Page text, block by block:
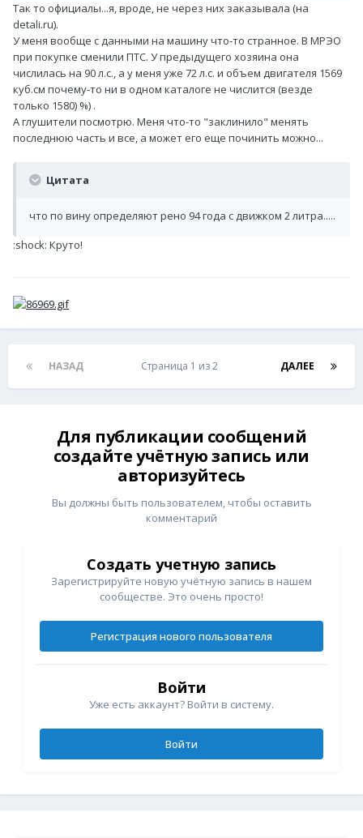
Так то официалы...я, вроде, не через них заказывала (на
detali.ru).
У меня вообще с данными на машину что-то странное. В МРЭО
при покупке сменили ПТС. У предыдущего хозяина она
числилась на 90 л.с., а у меня уже 72 л.с. и объем двигателя 1569
куб.см почему-то ни в одном каталоге не числится (везде
только 1580) %) .
А глушители посмотрю. Меня что-то "заклинило" менять
последнюю часть и все, а может его еще починить можно...
Цитата
что по вину определяют рено 94 года с движком 2 литра.....
:shock: Круто!
НАЗАД ДАЛЕЕ
Страница 1 из 2
Для публикации сообщений
создайте учётную запись или
авторизуйтесь
Вы должны быть пользователем, чтобы оставить
комментарий
Создать учетную запись
Зарегистрируйте новую учётную запись в нашем
сообществе. Это очень просто!
Регистрация нового пользователя
Войти
Уже есть аккаунт? Войти в систему.
Войти